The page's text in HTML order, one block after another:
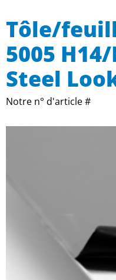
Tôle/
5005
Steel
Notre n° d'article #